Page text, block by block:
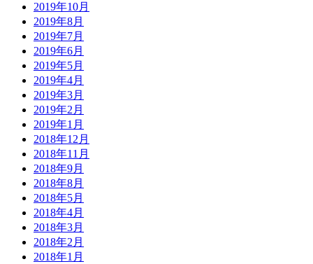
2019年10月
2019年8月
2019年7月
2019年6月
2019年5月
2019年4月
2019年3月
2019年2月
2019年1月
2018年12月
2018年11月
2018年9月
2018年8月
2018年5月
2018年4月
2018年3月
2018年2月
2018年1月